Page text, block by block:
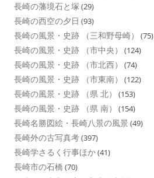
長崎の藩境石と塚 (29)
長崎の西空の夕日 (93)
長崎の風景・史跡 （三和野母崎） (75)
長崎の風景・史跡 （市中央） (124)
長崎の風景・史跡 （市北西） (74)
長崎の風景・史跡 （市東南） (122)
長崎の風景・史跡 （県 北） (153)
長崎の風景・史跡 （県 南） (154)
長崎名勝図絵・長崎八景の風景 (49)
長崎外の古写真考(397)
長崎学さるく行事ほか(41)
長崎市の石橋 (70)